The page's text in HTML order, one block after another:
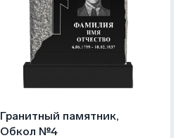
Гранитный памятник,
Обкол №4